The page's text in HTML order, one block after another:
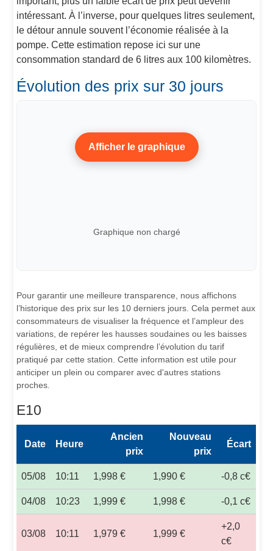
intéressant. À l’inverse, pour quelques litres seulement,
le détour annule souvent l’économie réalisée à la
pompe. Cette estimation repose ici sur une
consommation standard de 6 litres aux 100 kilomètres.
Évolution des prix sur 30 jours
Afficher le graphique
Graphique non chargé
Pour garantir une meilleure transparence, nous affichons
l’historique des prix sur les 10 derniers jours. Cela permet aux
consommateurs de visualiser la fréquence et l’ampleur des
variations, de repérer les hausses soudaines ou les baisses
régulières, et de mieux comprendre l’évolution du tarif
pratiqué par cette station. Cette information est utile pour
anticiper un plein ou comparer avec d'autres stations
proches.
E10
Date Heure
Ancien
prix
Nouveau
prix
Écart
05/08 10:11 1,998 € 1,990 € -0,8 c€
04/08 10:23 1,999 € 1,998 € -0,1 c€
03/08 10:11 1,979 € 1,999 €
+2,0
c€